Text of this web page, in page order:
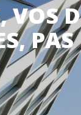
VOS